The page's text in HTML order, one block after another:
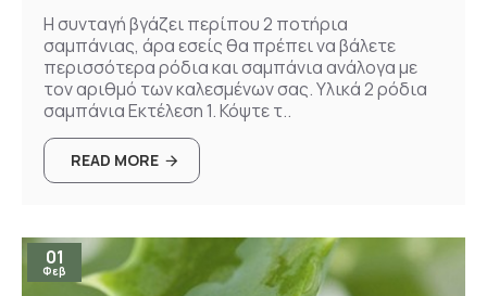
Η συνταγή βγάζει περίπου 2 ποτήρια
σαμπάνιας, άρα εσείς θα πρέπει να βάλετε
περισσότερα ρόδια και σαμπάνια ανάλογα με
τον αριθμό των καλεσμένων σας. Υλικά 2 ρόδια
σαμπάνια Εκτέλεση 1. Κόψτε τ..
READ MORE
01
Φεβ